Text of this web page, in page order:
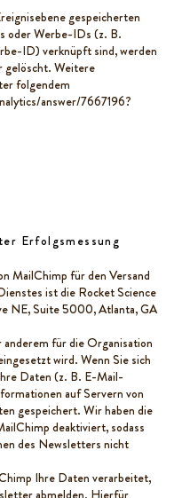
gespeicherten
oder Werbe-IDs (z. B.
ID) verknüpft sind, werden
gelöscht. Weitere
folgendem
answer/7667196?
Erfolgsmessung
MailChimp für den Versand
ist die Rocket Science
NE, Suite 5000, Atlanta, GA
für die Organisation
wird. Wenn Sie sich
Daten (z. B. E-Mail-
auf Servern von
gespeichert. Wir haben die
deaktiviert, sodass
des Newsletters nicht
Ihre Daten verarbeitet,
abmelden. Hierfür